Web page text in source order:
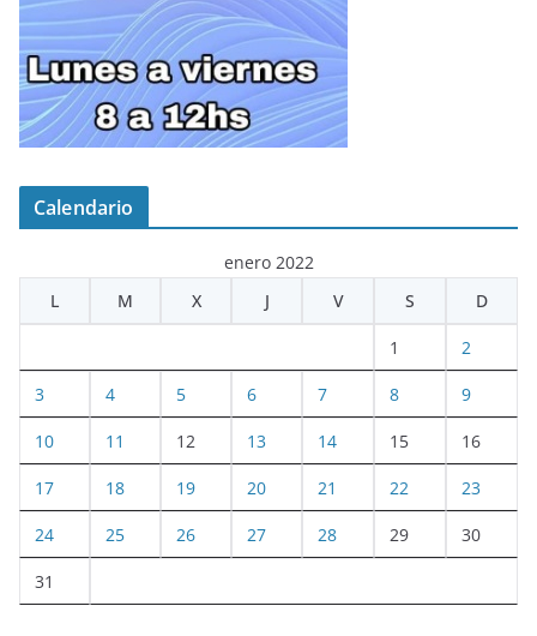
Calendario
enero 2022
L
M X J V S D
1 2
3 4 5 6 7 8 9
10 11 12 13 14 15 16
17 18 19 20 21 22 23
24 25 26 27 28 29 30
31